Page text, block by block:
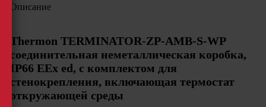
Описание
Thermon TERMINATOR-ZP-AMB-S-WP
соединительная неметаллическая коробка,
IP66 EEx ed, с комплектом для
стенокрепления, включающая термостат
откружающей среды